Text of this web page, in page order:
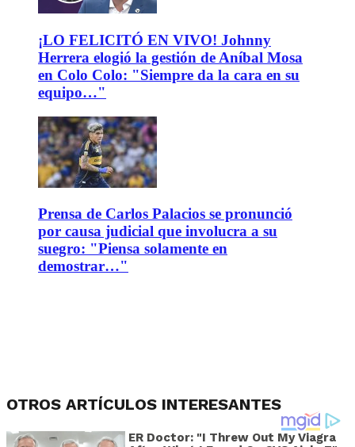
¡LO FELICITÓ EN VIVO! Johnny
Herrera elogió la gestión de Aníbal Mosa
en Colo Colo: "Siempre da la cara en su
equipo…"
Prensa de Carlos Palacios se pronunció
por causa judicial que involucra a su
suegro: "Piensa solamente en
demostrar…"
OTROS ARTÍCULOS INTERESANTES
ER Doctor: "I Threw Out My Viagra